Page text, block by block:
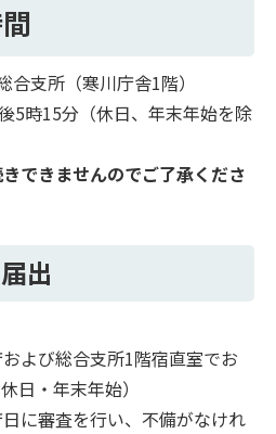
支所（寒川庁舎1階）
5時15分（休日、年末年始を除
きできませんのでご了承くださ
出
よび総合支所1階宿直室でお
日・年末年始）
に審査を行い、不備がなけれ